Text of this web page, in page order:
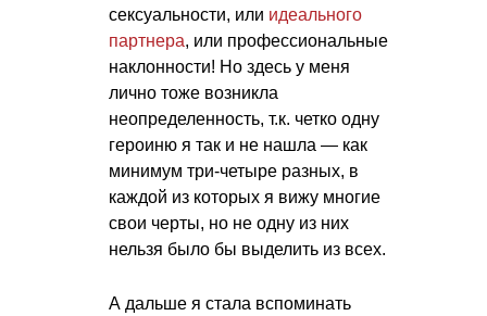
сексуальности, или идеального
партнера, или профессиональные
наклонности! Но здесь у меня
лично тоже возникла
неопределенность, т.к. четко одну
героиню я так и не нашла — как
минимум три-четыре разных, в
каждой из которых я вижу многие
свои черты, но не одну из них
нельзя было бы выделить из всех.
А дальше я стала вспоминать